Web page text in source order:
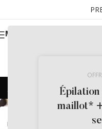
Épilation
maillot*
MENU
Archives
NOV